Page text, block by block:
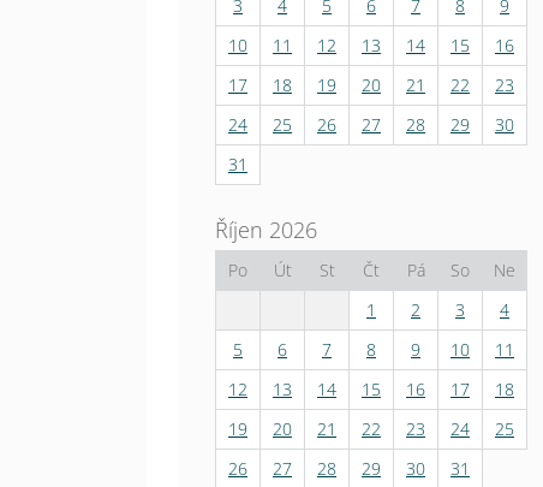
3
4 5 6 7 8
9
10
11 12 13 14 15
16
17
18 19 20 21 22
23
24
25 26 27 28 29
30
31
Říjen 2026
Po Út St Čt Pá So
Ne
1
2 3
4
5
6 7 8 9 10
11
12
13 14 15 16 17
18
19
20 21 22 23 24
25
26
27 28 29 30 31